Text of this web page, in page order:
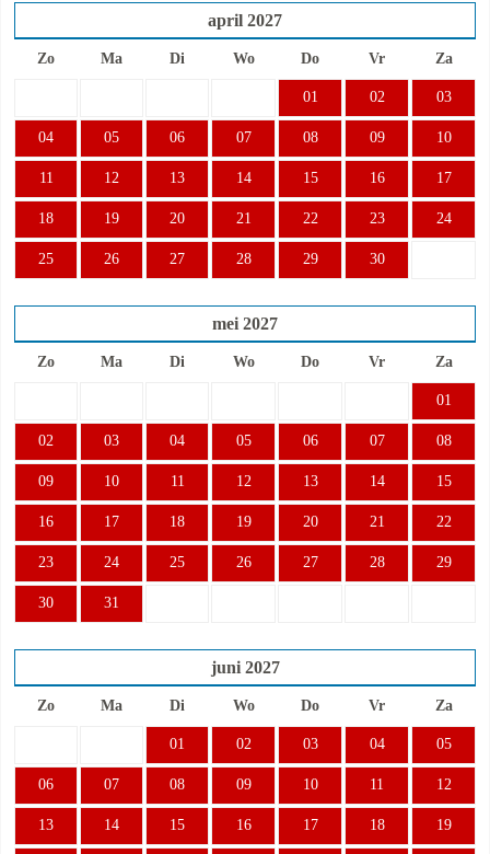
april 2027
Zo Ma Di Wo Do Vr Za
01 02 03
04 05 06 07 08 09 10
11 12 13 14 15 16 17
18 19 20 21 22 23 24
25 26 27 28 29 30
mei 2027
Zo Ma Di Wo Do Vr Za
01
02 03 04 05 06 07 08
09 10 11 12 13 14 15
16 17 18 19 20 21 22
23 24 25 26 27 28 29
30 31
juni 2027
Zo Ma Di Wo Do Vr Za
01 02 03 04 05
06 07 08 09 10 11 12
13 14 15 16 17 18 19